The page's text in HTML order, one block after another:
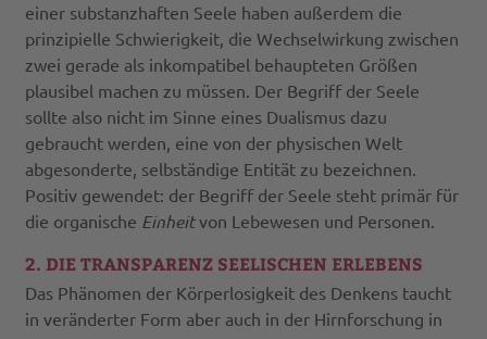
einer substanzhaften Seele haben außerdem die
prinzipielle Schwierigkeit, die Wechselwirkung zwischen
zwei gerade als inkompatibel behaupteten Größen
plausibel machen zu müssen. Der Begriff der Seele
sollte also nicht im Sinne eines Dualismus dazu
gebraucht werden, eine von der physischen Welt
abgesonderte, selbständige Entität zu bezeichnen.
Positiv gewendet: der Begriff der Seele steht primär für
die organische Einheitvon Lebewesen und Personen.
2. DIE TRANSPARENZ SEELISCHEN ERLEBENS
Das Phänomen der Körperlosigkeit des Denkens taucht
in veränderter Form aber auch in der Hirnforschung in